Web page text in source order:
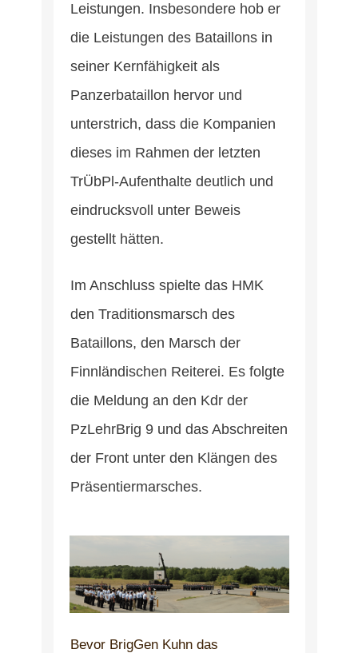
Leistungen. Insbesondere hob er
die Leistungen des Bataillons in
seiner Kernfähigkeit als
Panzerbataillon hervor und
unterstrich, dass die Kompanien
dieses im Rahmen der letzten
TrÜbPl-Aufenthalte deutlich und
eindrucksvoll unter Beweis
gestellt hätten.
Im Anschluss spielte das HMK
den Traditionsmarsch des
Bataillons, den Marsch der
Finnländischen Reiterei. Es folgte
die Meldung an den Kdr der
PzLehrBrig 9 und das Abschreiten
der Front unter den Klängen des
Präsentiermarsches.
Bevor BrigGen Kuhn das